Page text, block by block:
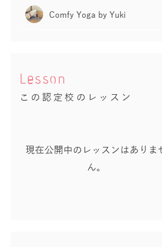
Comfy Yoga by Yuki
Lesson
この認定校のレッスン
現在公開中のレッスンはありま
ん。